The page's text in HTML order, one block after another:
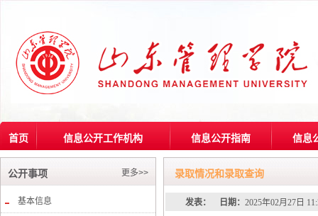
首页 信息公开工作机构 信息公开指南 信息
公开事项 更多>>
基本信息
录取情况和录取查询
发表： 日期： 2025年02月27日